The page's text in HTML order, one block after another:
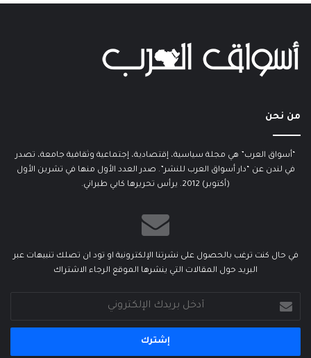
من نحن
“أسواق العرب” هي مجلة سياسية، إقتصادية، إجتماعية وثقافية جامعة، تصدر
في لندن عن “دار أسواق العرب للنشر”. صدر العدد الأول منها في تشرين الأول
(أكتوبر) 2012. يرأس تحريرها كابي طبراني.
في حال كنت ترغب بالحصول على نشرتنا الإلكترونية او تود ان تصلك تنبيهات عبر
البريد حول المقالات التي ينشرها الموقع الرجاء الاشتراك
بريدك
الإلكتروني